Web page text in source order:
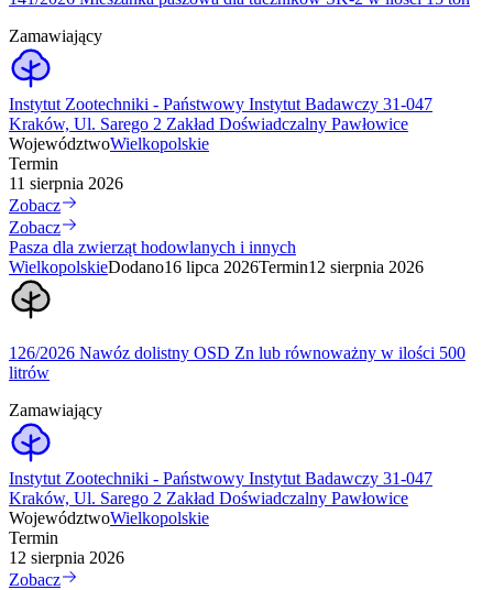
Zamawiający
Instytut Zootechniki - Państwowy Instytut Badawczy 31-047
Kraków, Ul. Sarego 2 Zakład Doświadczalny Pawłowice
WojewództwoWielkopolskie
Termin
11 sierpnia 2026
Zobacz
Zobacz
Pasza dla zwierząt hodowlanych i innych
WielkopolskieDodano16 lipca 2026Termin12 sierpnia 2026
126/2026 Nawóz dolistny OSD Zn lub równoważny w ilości 500
litrów
Zamawiający
Instytut Zootechniki - Państwowy Instytut Badawczy 31-047
Kraków, Ul. Sarego 2 Zakład Doświadczalny Pawłowice
WojewództwoWielkopolskie
Termin
12 sierpnia 2026
Zobacz